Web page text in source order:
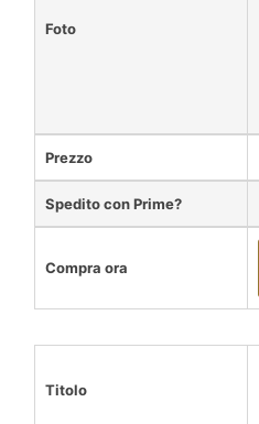
Foto
Prezzo
Spedito con Prime?
Compra ora
Titolo